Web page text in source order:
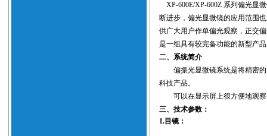
XP-600E/XP-600Z 系列 偏光显
断进步，偏光显微镜的应用范围
供广大用户作单偏光观察，正交
是一组具有较完备功能的新型产品
二、系统简介
偏振光显微镜系统是将精密
科技产品。
可以在显示屏上很方便地观
三、技术参数：
1.目镜：